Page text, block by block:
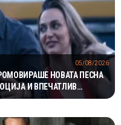
НОВАТА ПЕСНА
И ВПЕЧАТЛИВ
05/08/2026